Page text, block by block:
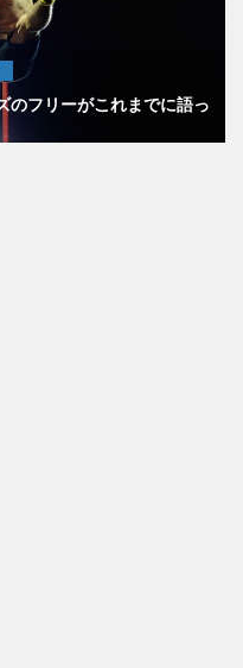
のフリーがこれまでに語っ